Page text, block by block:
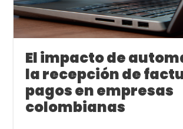
El impacto de
la recepción de
pagos en empresas
colombianas